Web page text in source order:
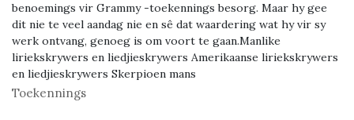
benoemings vir Grammy -toekennings besorg. Maar hy gee
dit nie te veel aandag nie en sê dat waardering wat hy vir sy
werk ontvang, genoeg is om voort te gaan.Manlike
liriekskrywers en liedjieskrywers Amerikaanse liriekskrywers
en liedjieskrywers Skerpioen mans
Toekennings